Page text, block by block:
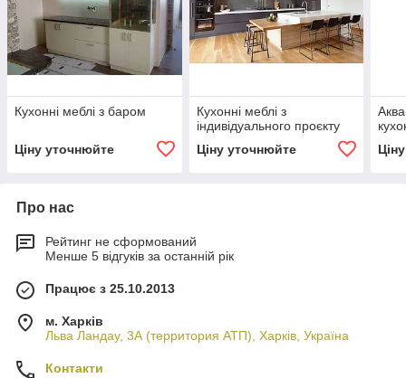
Кухонні меблі з баром
Ціну уточнюйте
Кухонні меблі з
індивідуального проєкту
Ціну уточнюйте
Про нас
Рейтинг не сформований
Менше 5 відгуків за останній рік
Працює з 25.10.2013
м. Харків
Льва Ландау, 3А (территория АТП), Харків, Україна
Контакти